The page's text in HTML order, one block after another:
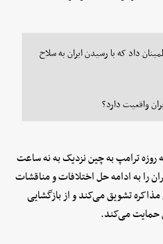
داد که با رسیدن ایران به سلاح
واقعیت دارد؟
روزه ترامپ به چین نزدیک به نه ساعت
را به ادامه حل اختلافات و مناقشات
تشویق می‌کند و از بازگشایی
حمایت می‌کند.